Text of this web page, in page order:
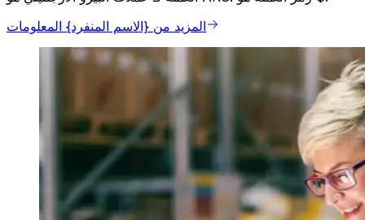
المزيد من {الاسم المنفرد} المعلومات